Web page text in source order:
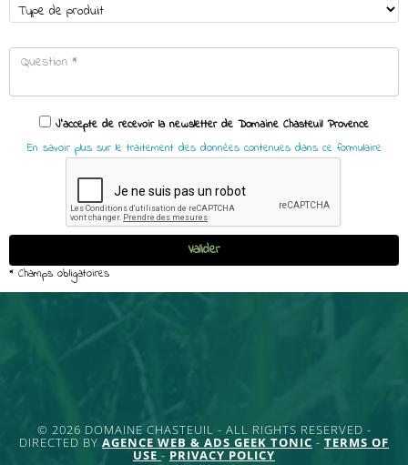
© 2026 DOMAINE CHASTEUIL - ALL RIGHTS RESERVED -
DIRECTED BY AGENCE WEB & ADS GEEK TONIC - TERMS OF
USE - PRIVACY POLICY